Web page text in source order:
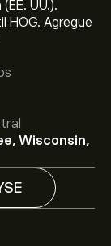
UU.).
HOG. Agregue
Wisconsin,
de 25.64‎$‎.
de Harley-
eToro para
de los
de
del